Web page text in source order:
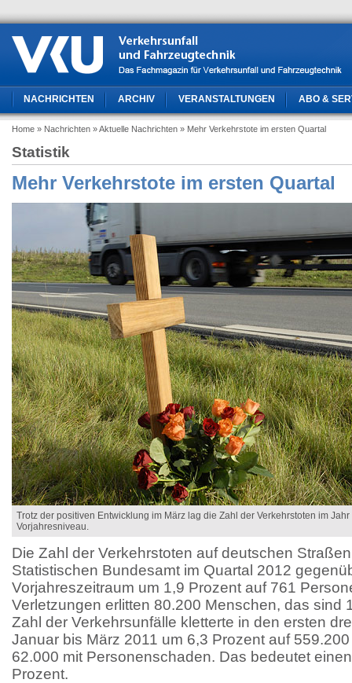
NACHRICHTEN ARCHIV VERANSTALTUNGEN ABO &
Home » Nachrichten » Aktuelle Nachrichten » Mehr Verkehrstote im ersten Quartal
Statistik
Mehr Verkehrstote im ersten Quartal
Trotz der positiven Entwicklung im März lag die Zahl der Verkehrstoten im
Vorjahresniveau.
Die Zahl der Verkehrstoten auf deutschen
Statistischen Bundesamt im Quartal 2012
Vorjahreszeitraum um 1,9 Prozent auf 761
Verletzungen erlitten 80.200 Menschen, das sind
Zahl der Verkehrsunfälle kletterte in den ersten
Januar bis März 2011 um 6,3 Prozent auf
62.000 mit Personenschaden. Das bedeutet
Prozent.